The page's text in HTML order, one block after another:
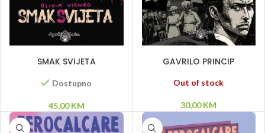
SMAK SVIJETA
Dostupno
45,00KM
GAVRILO PRINCIP
Out of stock
30,00KM